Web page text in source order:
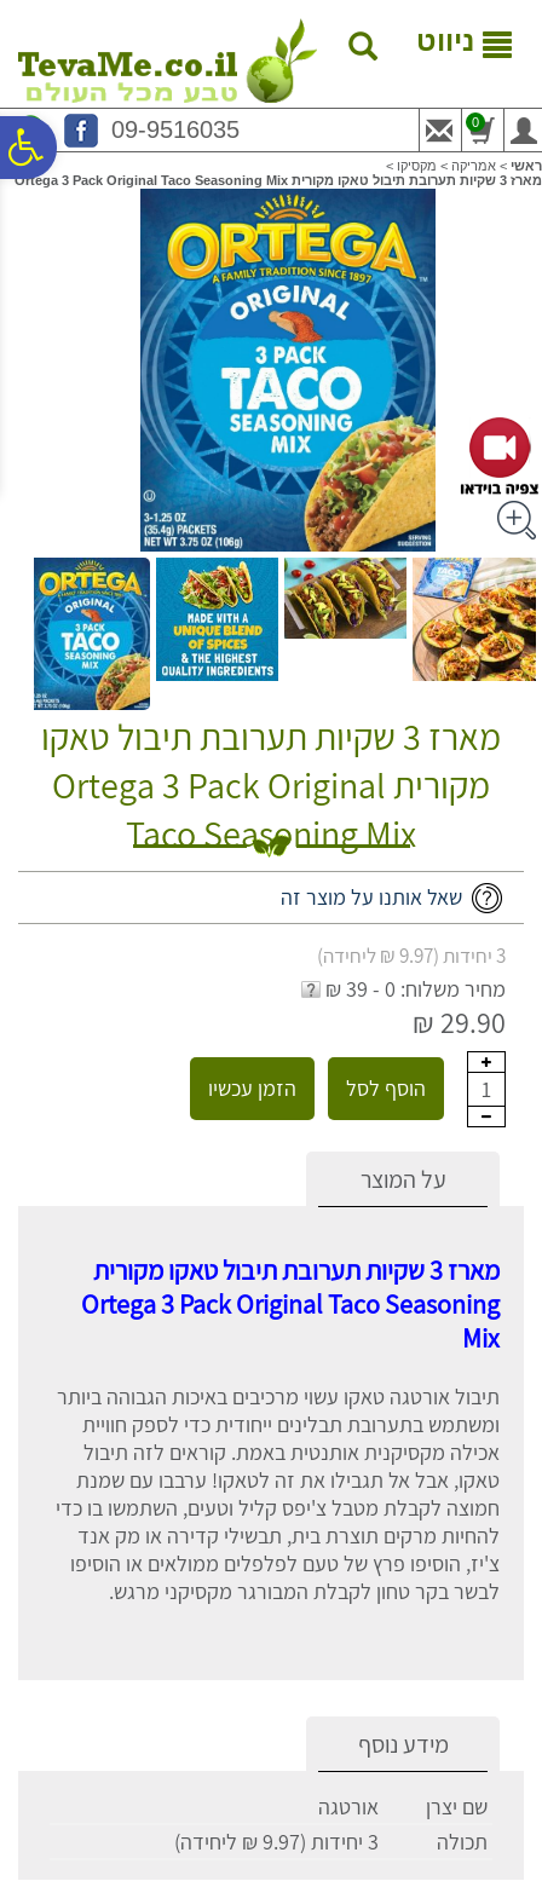
נגישות
המרכזי
ניווט
09-9516035 0
ראשי > אמריקה > מקסיקו >
מארז 3 שקיות תערובת תיבול טאקו מקורית Ortega 3 Pack Original Taco Seasoning Mix
מארז 3 שקיות תערובת תיבול טאקו
מקורית Ortega 3 Pack Original
Taco Seasoning Mix
שאל אותנו על מוצר זה
3 יחידות (9.97 ₪ ליחידה)
מחיר משלוח: 0 - 39 ₪
29.90 ₪
1 הוסף לסל הזמן עכשיו
על המוצר
מארז 3 שקיות תערובת תיבול טאקו מקורית
Ortega 3 Pack Original Taco Seasoning
Mix
תיבול אורטגה טאקו עשוי מרכיבים באיכות הגבוהה ביותר
ומשתמש בתערובת תבלינים ייחודית כדי לספק חוויית
אכילה מקסיקנית אותנטית באמת. קוראים לזה תיבול
טאקו, אבל אל תגבילו את זה לטאקו! ערבבו עם שמנת
חמוצה לקבלת מטבל צ'יפס קליל וטעים, השתמשו בו כדי
להחיות מרקים תוצרת בית, תבשילי קדירה או מק אנד
צ'יז, הוסיפו פרץ של טעם לפלפלים ממולאים או הוסיפו
לבשר בקר טחון לקבלת המבורגר מקסיקני מרגש.
מידע נוסף
שם יצרן
אורטגה
תכולה
3 יחידות (9.97 ₪ ליחידה)